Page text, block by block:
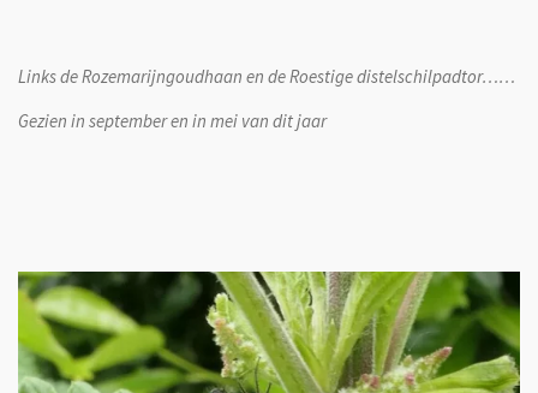
Links de Rozemarijngoudhaan en de Roestige distelschilpadtor……
Gezien in september en in mei van dit jaar